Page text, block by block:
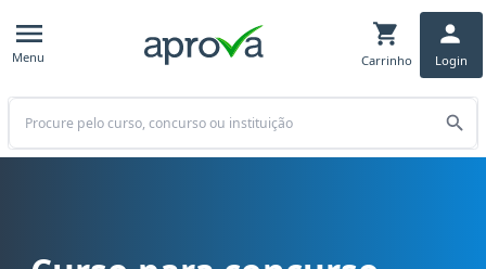
Menu Carrinho Login
Buscar
Curso para concurso Campos dos Goytacazes/RJ - Prefeitura